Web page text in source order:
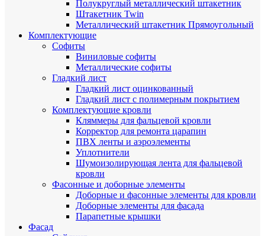
Полукруглый металлический штакетник
Штакетник Twin
Металлический штакетник Прямоугольный
Комплектующие
Cофиты
Виниловые софиты
Металлические софиты
Гладкий лист
Гладкий лист оцинкованный
Гладкий лист с полимерным покрытием
Комплектующие кровли
Кляммеры для фальцевой кровли
Корректор для ремонта царапин
ПВХ ленты и аэроэлементы
Уплотнители
Шумоизолирующая лента для фальцевой
кровли
Фасонные и доборные элементы
Доборные и фасонные элементы для кровли
Доборные элементы для фасада
Парапетные крышки
Фасад